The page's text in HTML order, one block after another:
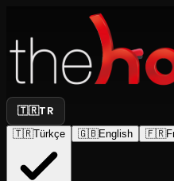
🇹🇷TR
🇹🇷Türkçe 🇬🇧English 🇫🇷